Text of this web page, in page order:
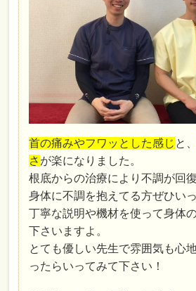
首の痛みやフワッとした感じ と
さ が楽になりました。
根底からの治療により不調が回
身体に不調を抱えてる方ぜひい
丁寧な説明や機材を使って身体
下さいますよ。
とても優しい先生で雰囲気も心
ったらいってみて下さい！